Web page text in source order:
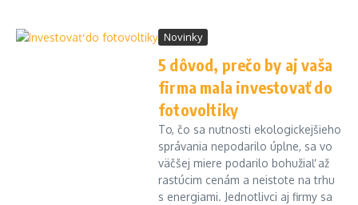
Novinky
5 dôvod, prečo by aj vaša
firma mala investovať do
fotovoltiky
To, čo sa nutnosti ekologickejšieho
správania nepodarilo úplne, sa vo
väčšej miere podarilo bohužiaľ až
rastúcim cenám a neistote na trhu
s energiami. Jednotlivci aj firmy sa